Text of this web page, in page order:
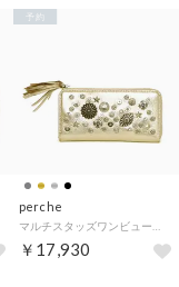
perche
￥17,930
予約